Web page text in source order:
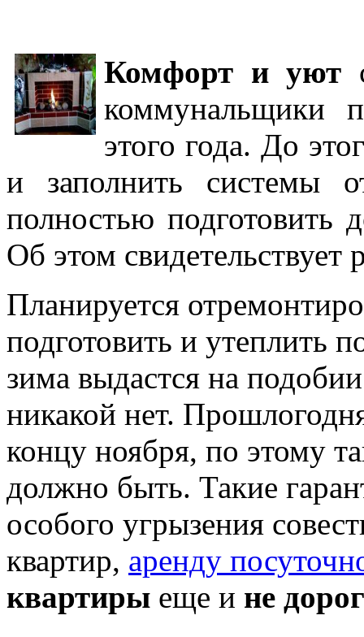
Комфорт и уют
коммунальщики
этого года. До
и заполнить системы
полностью подготовить
Об этом
Планируется
подготовить и утеплить
зима выдастся на
никакой нет.
концу ноября, по этому
должно быть. Такие
особого угрызения
квартир, аренду
квартиры еще и не